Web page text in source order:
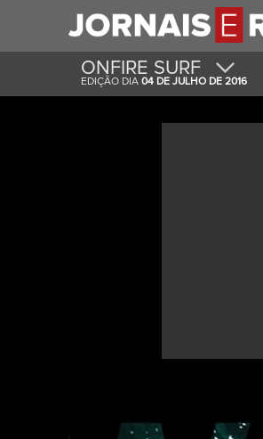
ONFIRE SURF
EDIÇÃO DIA 04 DE JULHO DE 2016